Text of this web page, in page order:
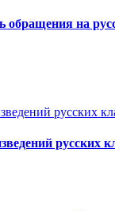
обращения на
русских